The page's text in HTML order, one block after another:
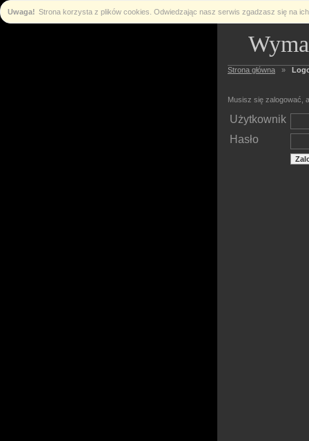
Uwaga! Strona korzysta z plików cookies. Odwiedzając nasz serwis zgadzasz się na
Strona główna »
Musisz się zalogować,
Użytkownik
Hasło